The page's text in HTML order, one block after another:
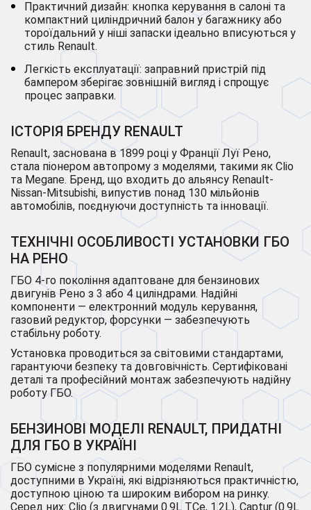
Практичний дизайн: кнопка керування в салоні та
компактний циліндричний балон у багажнику або
тороїдальний у ніші запаски ідеально вписуються у
стиль Renault.
Легкість експлуатації: заправний пристрій під
бампером зберігає зовнішній вигляд і спрощує
процес заправки.
ІСТОРІЯ БРЕНДУ RENAULT
Renault, заснована в 1899 році у Франції Луї Рено,
стала піонером автопрому з моделями, такими як Clio
та Megane. Бренд, що входить до альянсу Renault-
Nissan-Mitsubishi, випустив понад 130 мільйонів
автомобілів, поєднуючи доступність та інновації.
ТЕХНІЧНІ ОСОБЛИВОСТІ УСТАНОВКИ ГБО
НА РЕНО
ГБО 4-го покоління адаптоване для бензинових
двигунів Рено з 3 або 4 циліндрами. Надійні
компоненти — електронний модуль керування,
газовий редуктор, форсунки — забезпечують
стабільну роботу.
Установка проводиться за світовими стандартами,
гарантуючи безпеку та довговічність. Сертифіковані
деталі та професійний монтаж забезпечують надійну
роботу ГБО.
БЕНЗИНОВІ МОДЕЛІ RENAULT, ПРИДАТНІ
ДЛЯ ГБО В УКРАЇНІ
ГБО сумісне з популярними моделями Renault,
доступними в Україні, які відрізняються практичністю,
доступною ціною та широким вибором на ринку.
Серед них: Clio (з двигунами 0.9L TCe, 1.2L), Captur (0.9L